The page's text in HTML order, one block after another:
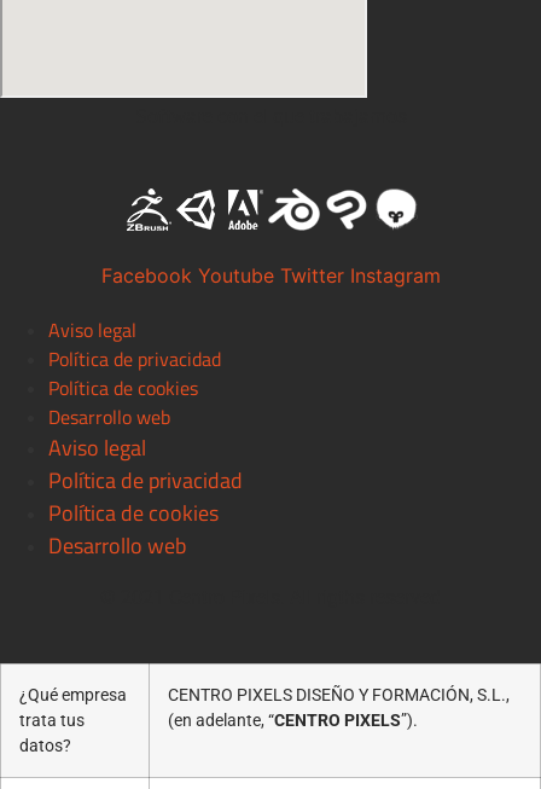
Facebook Youtube Twitter Instagram
Aviso legal
Política de privacidad
Política de cookies
Desarrollo web
Aviso legal
Política de privacidad
Política de cookies
Desarrollo web
¿Qué empresa
trata tus
datos?
CENTRO PIXELS DISEÑO Y FORMACIÓN, S.L.,
(en adelante, “CENTRO PIXELS”).